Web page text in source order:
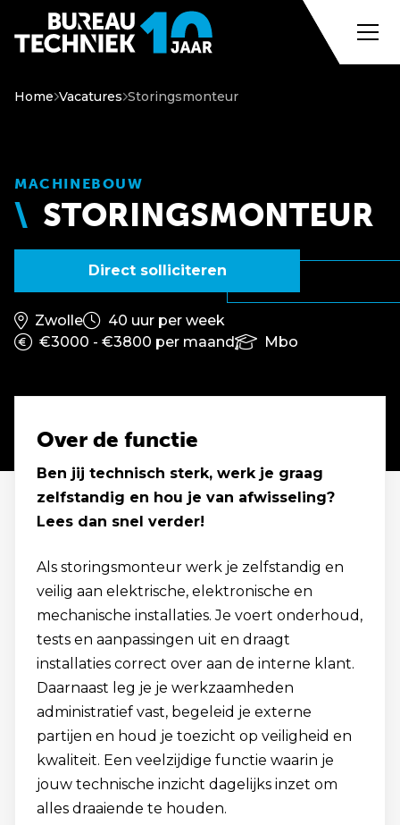
Home Vacatures Storingsmonteur
MACHINEBOUW
STORINGSMONTEUR
Direct solliciteren
Zwolle
40 uur per week
€3000 - €3800 per maand
Mbo
Over de functie
Ben jij technisch sterk, werk je graag
zelfstandig en hou je van afwisseling?
Lees dan snel verder!
Als storingsmonteur werk je zelfstandig en
veilig aan elektrische, elektronische en
mechanische installaties. Je voert onderhoud,
tests en aanpassingen uit en draagt
installaties correct over aan de interne klant.
Daarnaast leg je je werkzaamheden
administratief vast, begeleid je externe
partijen en houd je toezicht op veiligheid en
kwaliteit. Een veelzijdige functie waarin je
jouw technische inzicht dagelijks inzet om
alles draaiende te houden.